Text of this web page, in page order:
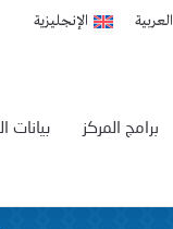
العربية الإنجليزية
بيانات برامج المركز